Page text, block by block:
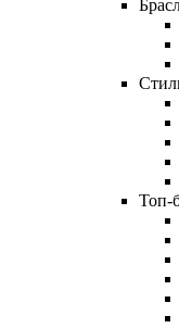
Топ-